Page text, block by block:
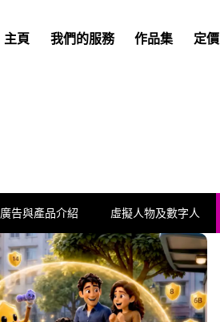
主頁 我們的服務 作品集 定價
廣告與產品介紹 虛擬人物及數字人